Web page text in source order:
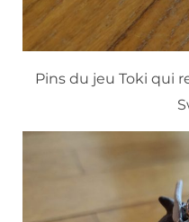
Pins du jeu Toki qui